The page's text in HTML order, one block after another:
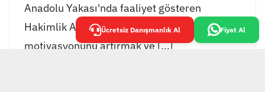
Anadolu Yakası'nda faaliyet gösteren
Hakimlik Akademisi, öğrencilerinin
motivasyonunu artırmak ve [...]
Ücretsiz Danışmanlık Al Fiyat Al